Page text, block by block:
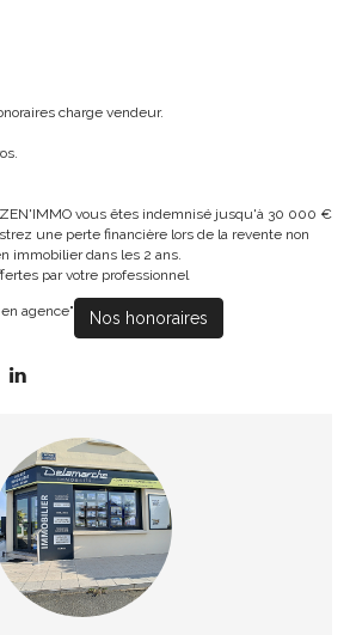
charge vendeur.
vous êtes indemnisé jusqu'à 30 000 €
une perte financière lors de la revente non
immobilier dans les 2 ans.
par votre professionnel
agence" Nos honoraires